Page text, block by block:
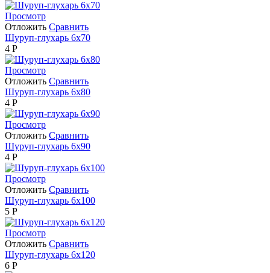
Просмотр
Отложить Сравнить
Шуруп-глухарь 6х70
4 Р
Просмотр
Отложить Сравнить
Шуруп-глухарь 6х80
4 Р
Просмотр
Отложить Сравнить
Шуруп-глухарь 6х90
4 Р
Просмотр
Отложить Сравнить
Шуруп-глухарь 6х100
5 Р
Просмотр
Отложить Сравнить
Шуруп-глухарь 6х120
6 Р